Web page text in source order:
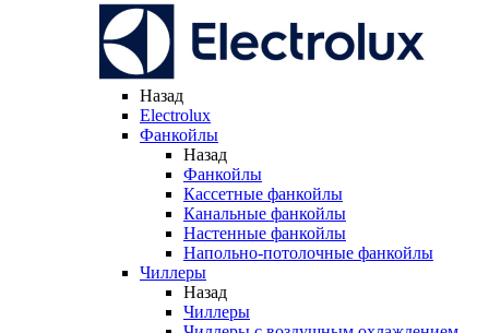
Назад
Electrolux
Фанкойлы
Назад
Фанкойлы
Кассетные фанкойлы
Канальные фанкойлы
Настенные фанкойлы
Напольно-потолочные фанкойлы
Чиллеры
Назад
Чиллеры